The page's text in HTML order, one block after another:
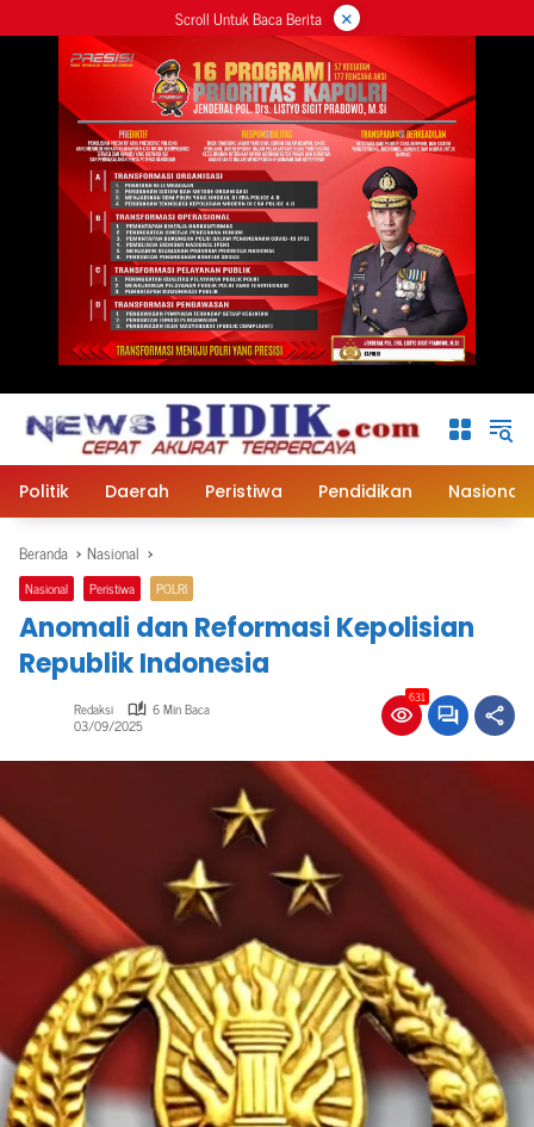
ke
Scroll Untuk Baca Berita ×
Politik Daerah Peristiwa Pendidikan Nasional
Beranda Nasional
Nasional Peristiwa POLRI
Anomali dan Reformasi Kepolisian
Republik Indonesia
Redaksi 6 Min Baca
03/09/2025
631